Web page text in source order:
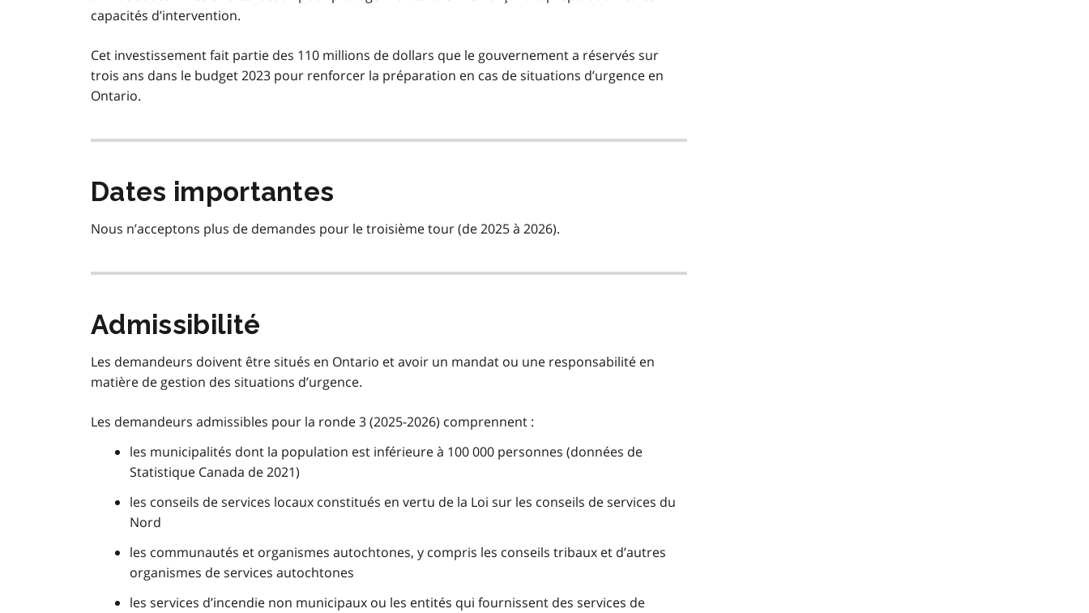
capacités d’intervention.
Cet investissement fait partie des 110 millions de dollars que le gouvernement a réservés sur
trois ans dans le budget 2023 pour renforcer la préparation en cas de situations d’urgence en
Ontario.
Dates importantes
Nous n’acceptons plus de demandes pour le troisième tour (de 2025 à 2026).
Admissibilité
Les demandeurs doivent être situés en Ontario et avoir un mandat ou une responsabilité en
matière de gestion des situations d’urgence.
Les demandeurs admissibles pour la ronde 3 (2025-2026) comprennent :
les municipalités dont la population est inférieure à 100 000 personnes (données de
Statistique Canada de 2021)
les conseils de services locaux constitués en vertu de la Loi sur les conseils de services du
Nord
les communautés et organismes autochtones, y compris les conseils tribaux et d’autres
organismes de services autochtones
les services d’incendie non municipaux ou les entités qui fournissent des services de